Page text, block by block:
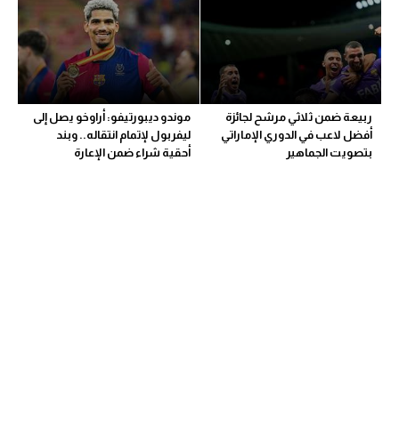
حكايات في الجول
كويز في الجول
فيديو في الجول
ربيعة ضمن ثلاثي مرشح لجائزة
أفضل لاعب في الدوري الإماراتي
بتصويت الجماهير
موندو ديبورتيفو: أراوخو يصل إلى
ليفربول لإتمام انتقاله.. وبند
أحقية شراء ضمن الإعارة